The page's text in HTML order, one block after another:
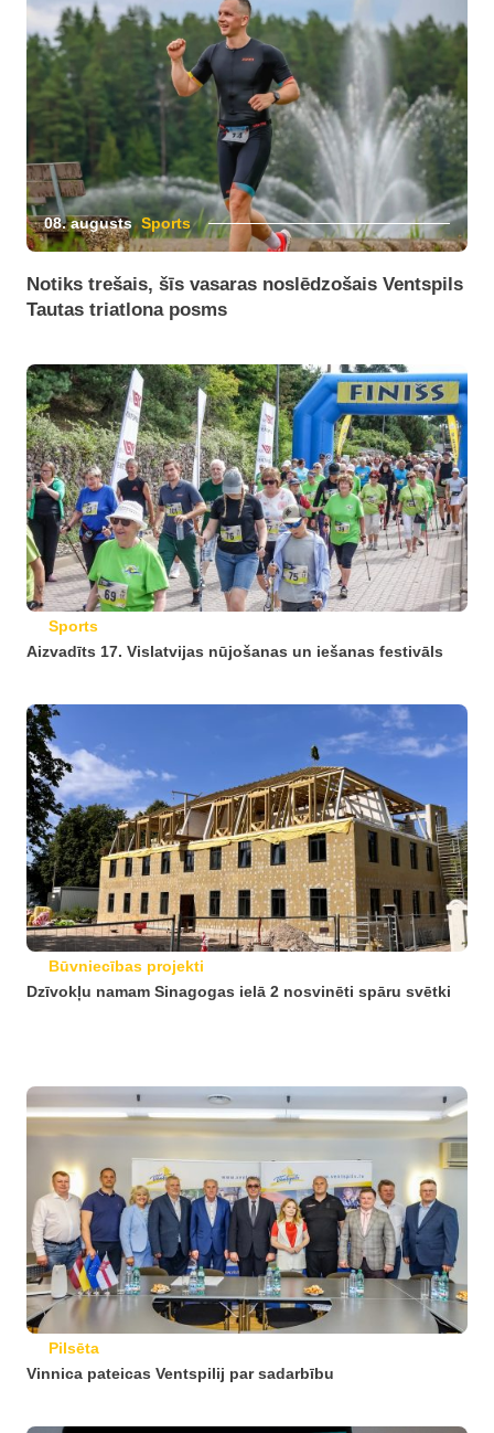
08. augusts Sports
Notiks trešais, šīs vasaras noslēdzošais Ventspils
Tautas triatlona posms
Sports
Aizvadīts 17. Vislatvijas nūjošanas un iešanas festivāls
Būvniecības projekti
Dzīvokļu namam Sinagogas ielā 2 nosvinēti spāru svētki
Pilsēta
Vinnica pateicas Ventspilij par sadarbību